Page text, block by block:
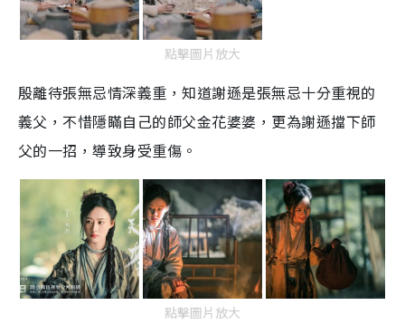
點擊圖片放大
殷離待張無忌情深義重，知道謝遜是張無忌十分重視的
義父，不惜隱瞞自己的師父金花婆婆，更為謝遜擋下師
父的一招，導致身受重傷。
點擊圖片放大